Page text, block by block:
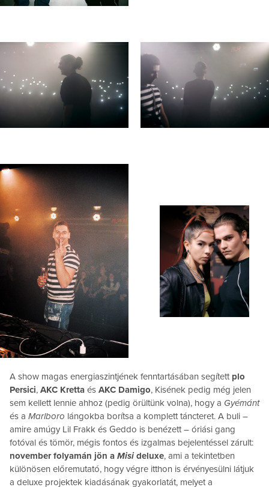
A show magas energiaszintjének fenntartásában segített plo
Persici, AKC Kretta és AKC Damigo, Kisének pedig még jelen
sem kellett lennie ahhoz (pedig örültünk volna), hogy a Gyémánt
és a Marlboro lángokba borítsa a komplett táncteret. A buli –
amire amúgy Lil Frakk és Geddo is benézett – óriási gang
fotóval és tömör, mégis fontos és izgalmas bejelentéssel zárult:
november folyamán jön a Misideluxe, ami a tekintetben
különösen előremutató, hogy végre itthon is érvényesülni látjuk
a deluxe projektek kiadásának gyakorlatát, melyet a